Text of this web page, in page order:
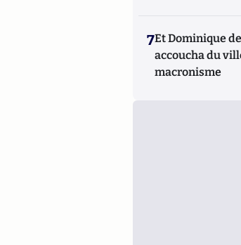
7Et Dominique
accoucha du
macronisme